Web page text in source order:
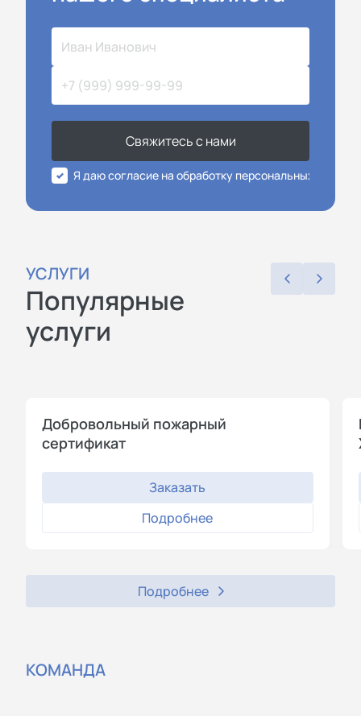
Свяжитесь с нами
Я даю согласие на обработку персональных
УСЛУГИ
Популярные
услуги
Добровольный пожарный
сертификат
Заказать
Подробнее
Подробнее
КОМАНДА